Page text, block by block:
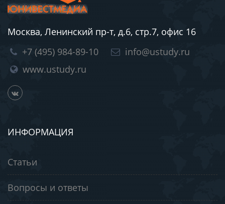
Москва, Ленинский пр-т, д.6, стр.7, офис 16
+7 (495) 984-89-10
info@ustudy.ru
www.ustudy.ru
ИНФОРМАЦИЯ
Статьи
Вопросы и ответы